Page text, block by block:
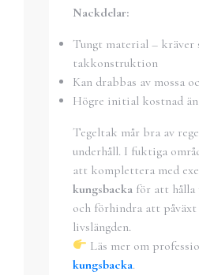
Nackdelar:
Tungt material – kräver
takkonstruktion
Kan drabbas av mossa
Högre initial kostnad
Tegeltak mår bra av
underhåll. I fuktiga
att komplettera med
kungsbackaför att hålla
och förhindra att
livslängden.
Läs mer om
kungsbacka.